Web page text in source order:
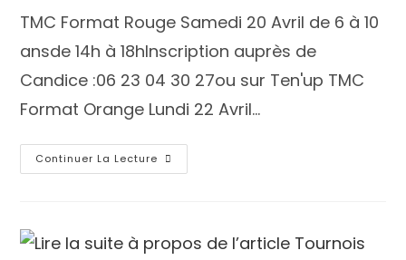
TMC Format Rouge Samedi 20 Avril de 6 à 10
ansde 14h à 18hInscription auprès de
Candice :06 23 04 30 27ou sur Ten'up TMC
Format Orange Lundi 22 Avril…
Continuer La Lecture